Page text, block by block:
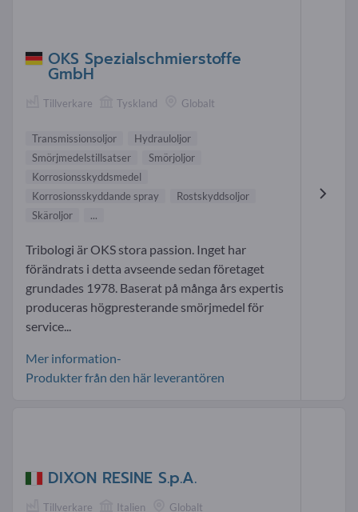
OKS Spezialschmierstoffe
GmbH
Tillverkare Tyskland Globalt
Transmissionsoljor
Hydrauloljor
Smörjmedelstillsatser
Smörjoljor
Korrosionsskyddsmedel
Korrosionsskyddande spray
Rostskyddsoljor
Skäroljor
...
Tribologi är OKS stora passion. Inget har
förändrats i detta avseende sedan företaget
grundades 1978. Baserat på många års expertis
produceras högpresterande smörjmedel för
service...
Mer information-
Produkter från den här leverantören
DIXON RESINE S.p.A.
Tillverkare Italien Globalt